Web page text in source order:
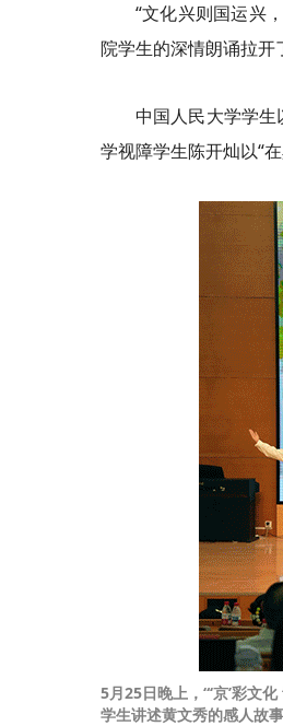
“文化兴则国运兴
院学生的深情朗诵拉开
中国人民大学学生
学视障学生陈开灿以“
5月25日晚上，“‘京’彩文化
学生讲述黄文秀的感人故